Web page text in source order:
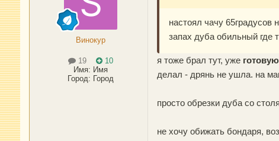
Винокур
19
10
Имя: Имя
Город: Город
настоял чачу 65градусов
запах дуба обильный где
я тоже брал тут, уже готовую
делал - дрянь не ушла. на
просто обрезки дуба со
не хочу обижать бондаря,